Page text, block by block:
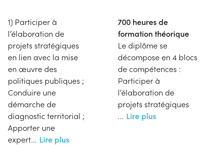
1) Participer à
l’élaboration de
projets stratégiques
en lien avec la mise
en œuvre des
politiques publiques ;
Conduire une
démarche de
diagnostic territorial ;
Apporter une
expert... Lire plus
700 heures de
formation théorique
Le diplôme se
décompose en 4 blocs
de compétences :
Participer à
l’élaboration de
projets stratégiques
... Lire plus